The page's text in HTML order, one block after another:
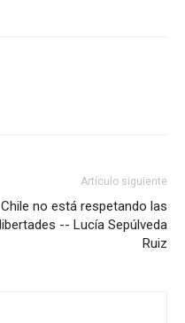
Artículo siguiente
Chile no está respetando las
libertades -- Lucía Sepúlveda
Ruiz